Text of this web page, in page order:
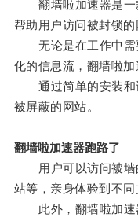
翻墙啦加速器是一
帮助用户访问被封锁的
无论是在工作中需
化的信息流，翻墙啦加
通过简单的安装和
被屏蔽的网站。
翻墙啦加速器跑路了
用户可以访问被墙
站等，亲身体验到不同
此外，翻墙啦加速